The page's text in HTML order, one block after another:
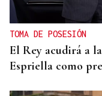
TOMA DE POSESIÓN
El Rey acudirá a
Espriella como